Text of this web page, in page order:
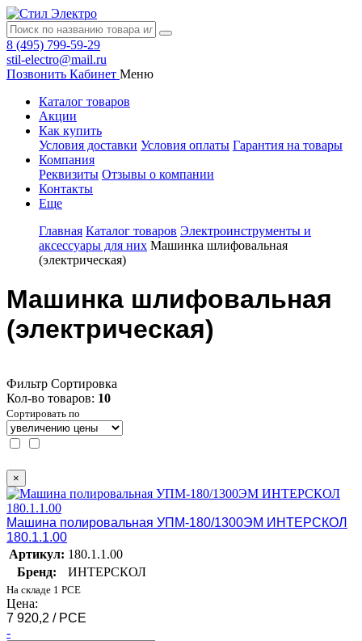
8 (495) 799-59-29
stil-electro@mail.ru
Позвонить Кабинет Меню
Каталог товаров
Акции
Как купить
Условия доставки Условия оплаты Гарантия на товары
Компания
Реквизиты Отзывы о компании
Контакты
Еще
Главная Каталог товаров Электроинструменты и
аксессуары для них Машинка шлифовальная
(электрическая)
Машинка шлифовальная
(электрическая)
Фильтр Сортировка
Кол-во товаров: 10
Сортировать по
×
Машина полировальная УПМ-180/1300ЭМ ИНТЕРСКОЛ
180.1.1.00
Артикул: 180.1.1.00
Бренд:
ИНТЕРСКОЛ
На складе 1 PCE
Цена:
7 920,2 / PCE
-